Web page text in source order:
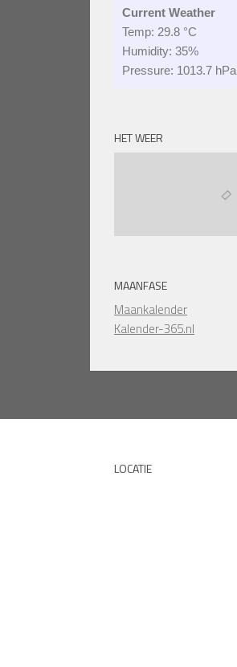
Current Weather
Temp: 29.8 °C
Humidity: 35%
Pressure: 1013.7 hPa
HET WEER
MAANFASE
Maankalender
Kalender-365.nl
LOCATIE